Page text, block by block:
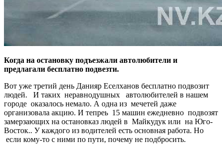
Когда на остановку подъезжали автолюбители и
предлагали бесплатно подвезти.
Вот уже третий день Данияр Еселханов бесплатно подвозит
людей. И таких неравнодушных автолюбителей в нашем
городе оказалось немало. А одна из мечетей даже
организовала акцию. И тепреь 15 машин ежедневно подвозят
замерзающих на остановказ людей в Майкудук или на Юго-
Восток.. У каждого из водителей есть основная работа. Но
если кому-то с ними по пути, почему не подбросить.